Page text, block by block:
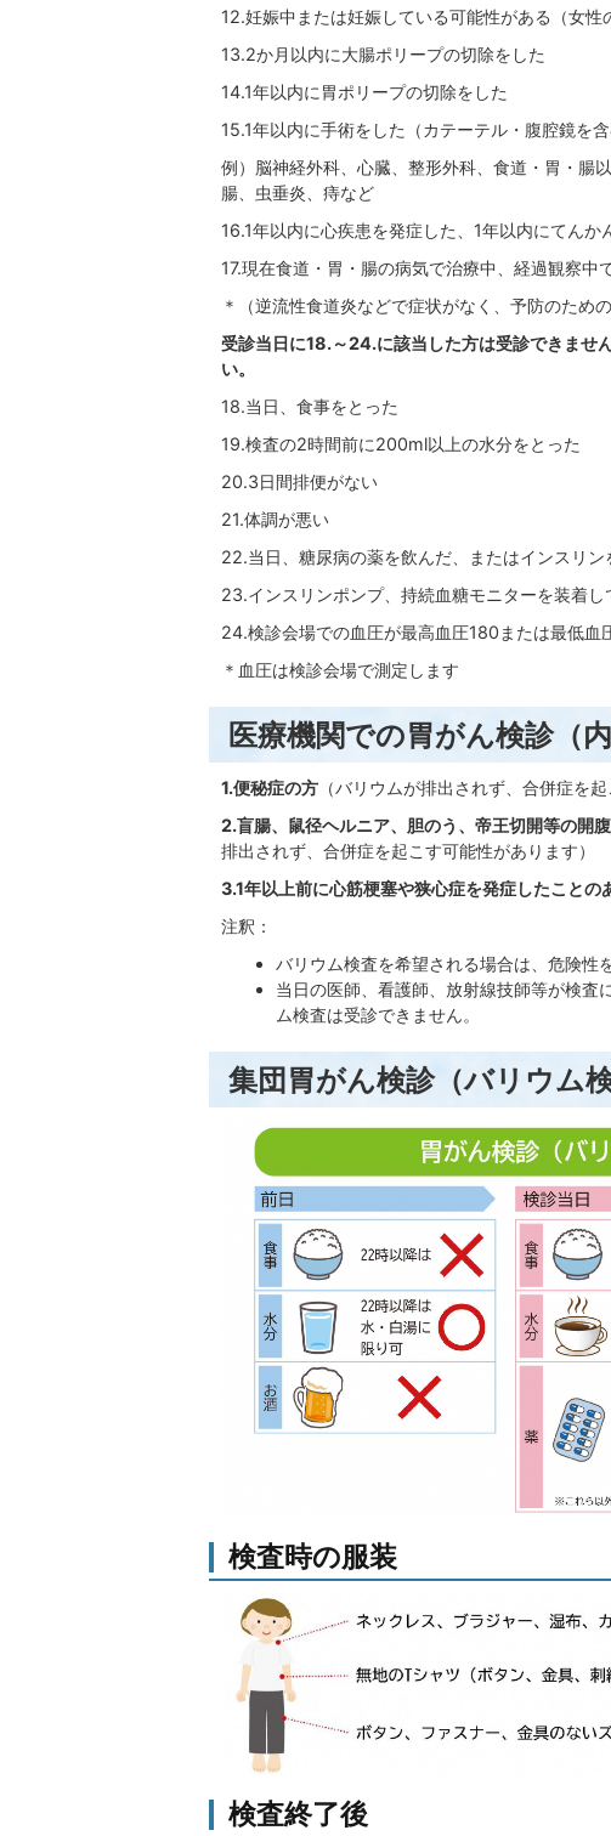
12.妊娠中または妊娠している可能性がある（女性
13.2か月以内に大腸ポリープの切除をした
14.1年以内に胃ポリープの切除をした
15.1年以内に手術をした（カテーテル・腹腔鏡を
例）脳神経外科、心臓、整形外科、食道・胃・腸
腸、虫垂炎、痔など
16.1年以内に心疾患を発症した、1年以内にてん
17.現在食道・胃・腸の病気で治療中、経過観察中
＊（逆流性食道炎などで症状がなく、予防のための
受診当日に18.～24.に該当した方は受診できませ
い。
18.当日、食事をとった
19.検査の2時間前に200ml以上の水分をとった
20.3日間排便がない
21.体調が悪い
22.当日、糖尿病の薬を飲んだ、またはインスリン
23.インスリンポンプ、持続血糖モニターを装着し
24.検診会場での血圧が最高血圧180または最低血
＊血圧は検診会場で測定します
医療機関での胃がん検診（
1.便秘症の方 （バリウムが排出されず、合併症を
2.盲腸、鼠径ヘルニア、胆のう、帝王切開等の開
排出されず、合併症を起こす可能性があります）
3.1年以上前に心筋梗塞や狭心症を発症したことの
注釈：
バリウム検査を希望される場合は、危険性
当日の医師、看護師、放射線技師等が検査
ム検査は受診できません。
集団胃がん検診（バリウム
検査時の服装
検査終了後